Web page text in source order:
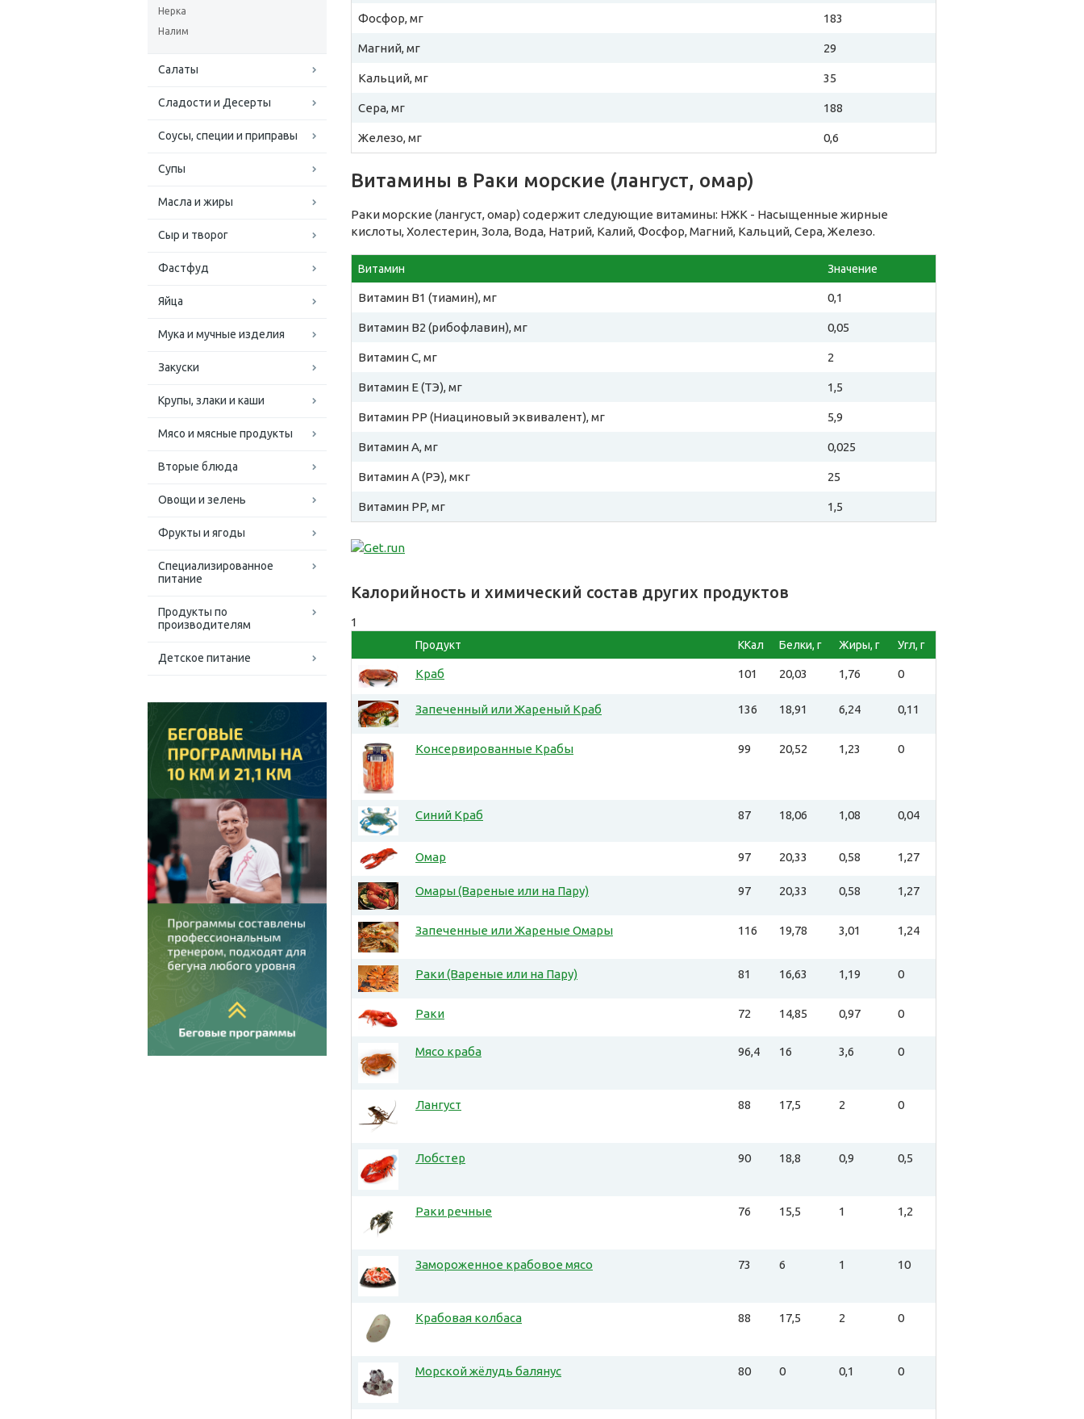
Нерка
Налим
Салаты
Сладости и Десерты
Соусы, специи и приправы
Супы
Масла и жиры
Сыр и творог
Фастфуд
Яйца
Мука и мучные изделия
Закуски
Крупы, злаки и каши
Мясо и мясные продукты
Вторые блюда
Овощи и зелень
Фрукты и ягоды
Специализированное
питание
Продукты по
производителям
Детское питание
Фосфор, мг 183
Магний, мг 29
Кальций, мг 35
Сера, мг 188
Железо, мг 0,6
Витамины в Раки морские (лангуст, омар)
Раки морские (лангуст, омар) содержит следующие витамины: НЖК - Насыщенные жирные
кислоты, Холестерин, Зола, Вода, Натрий, Калий, Фосфор, Магний, Кальций, Сера, Железо.
Витамин Значение
Витамин B1 (тиамин), мг 0,1
Витамин B2 (рибофлавин), мг 0,05
Витамин C, мг 2
Витамин E (ТЭ), мг 1,5
Витамин PP (Ниациновый эквивалент), мг 5,9
Витамин A, мг 0,025
Витамин A (РЭ), мкг 25
Витамин PP, мг 1,5
Калорийность и химический состав других продуктов
1
Продукт ККал Белки, г Жиры, г Угл, г
Краб 101 20,03 1,76 0
Запеченный или Жареный Краб 136 18,91 6,24 0,11
Консервированные Крабы 99 20,52 1,23 0
Синий Краб 87 18,06 1,08 0,04
Омар 97 20,33 0,58 1,27
Омары (Вареные или на Пару) 97 20,33 0,58 1,27
Запеченные или Жареные Омары 116 19,78 3,01 1,24
Раки (Вареные или на Пару) 81 16,63 1,19 0
Раки 72 14,85 0,97 0
Мясо краба 96,4 16 3,6 0
Лангуст 88 17,5 2 0
Лобстер 90 18,8 0,9 0,5
Раки речные 76 15,5 1 1,2
Замороженное крабовое мясо 73 6 1 10
Крабовая колбаса 88 17,5 2 0
Морской жёлудь балянус 80 0 0,1 0